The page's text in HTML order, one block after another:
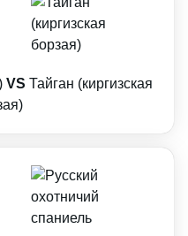
VS Тайган (киргизская